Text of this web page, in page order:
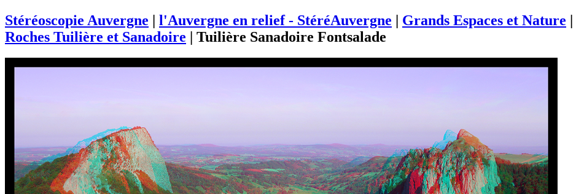
Stéréoscopie Auvergne | l'Auvergne en relief - StéréAuvergne | Grands Espaces et Nature |
Roches Tuilière et Sanadoire | Tuilière Sanadoire Fontsalade